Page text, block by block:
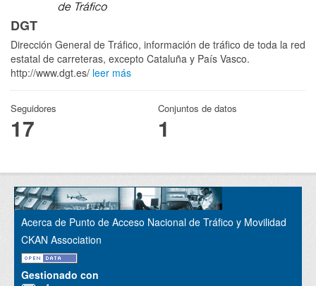
DGT
Dirección General de Tráfico, información de tráfico de toda la red
estatal de carreteras, excepto Cataluña y País Vasco.
http://www.dgt.es/ leer más
Seguidores
17
Conjuntos de datos
1
Acerca de Punto de Acceso Nacional de Tráfico y Movilidad
CKAN Association
Gestionado con